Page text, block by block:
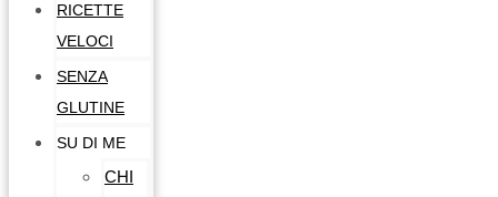
RICETTE
VELOCI
SENZA
GLUTINE
SU DI ME
CHI